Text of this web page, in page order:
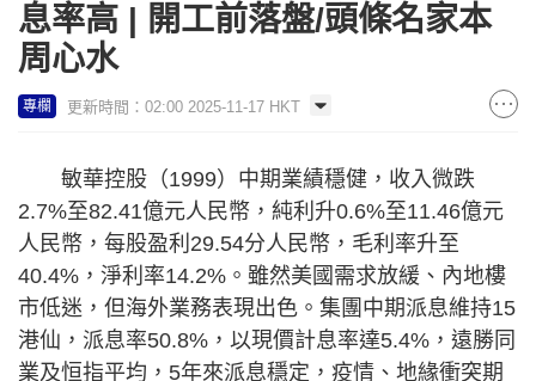
息率高 | 開工前落盤/頭條名家本
周心水
專欄 更新時間：02:00 2025-11-17 HKT
敏華控股（1999）中期業績穩健，收入微跌
2.7%至82.41億元人民幣，純利升0.6%至11.46億元
人民幣，每股盈利29.54分人民幣，毛利率升至
40.4%，淨利率14.2%。雖然美國需求放緩、內地樓
市低迷，但海外業務表現出色。集團中期派息維持15
港仙，派息率50.8%，以現價計息率達5.4%，遠勝同
業及恒指平均，5年來派息穩定，疫情、地緣衝突期